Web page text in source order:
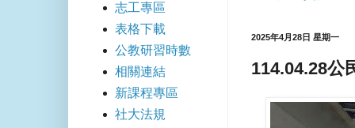
2025年4月28日 星期一
114.04.28公
志工專區
表格下載
公教研習時數
相關連結
新課程專區
社大法規